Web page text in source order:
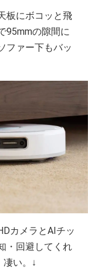
板にボコッと飛
95mmの隙間に
ファー下もバッ
カメラとAIチッ
・回避してくれ
い。↓